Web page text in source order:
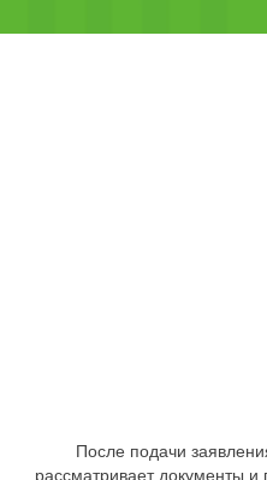
После подачи
рассматривает документы